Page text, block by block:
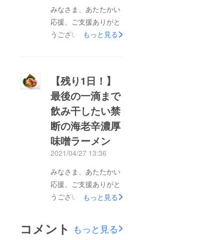
頂きます様、宜しくお
願い申し上げます。
みなさま、あたたかい
応援、ご支援ありがと
うございます！「最後
4時間となりました。
海老にこだわり続け70
余年、海老菓子にとど
まらず、日本の国民食
ラーメンの製造に着手
しました。たくさんの
方にご支援、応援いた
だき、心から感謝して
おります。残り4時
間、どうぞよろしくお
もっと見る
【残り1日！】
最後の一滴まで
飲み干したい禁
断の海老辛濃厚
味噌ラーメン
2021/04/27 13:36
みなさま、あたたかい
応援、ご支援ありがと
うございます！「最後
い！禁断の海老辛濃厚
味噌ラーメン」、残り
もっと見る
コメント もっと見る